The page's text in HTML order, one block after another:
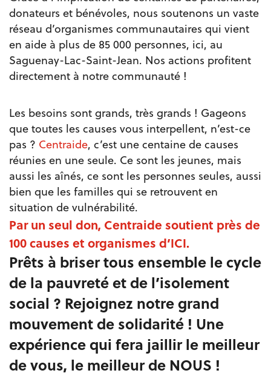
donateurs et bénévoles, nous soutenons un vaste
réseau d’organismes communautaires qui vient
en aide à plus de 85 000 personnes, ici, au
Saguenay-Lac-Saint-Jean. Nos actions profitent
directement à notre communauté !
Les besoins sont grands, très grands ! Gageons
que toutes les causes vous interpellent, n’est-ce
pas ? Centraide, c’est une centaine de causes
réunies en une seule. Ce sont les jeunes, mais
aussi les aînés, ce sont les personnes seules, aussi
bien que les familles qui se retrouvent en
situation de vulnérabilité.
Par un seul don, Centraide soutient près de
100 causes et organismes d’ICI.
Prêts à briser tous ensemble le cycle
de la pauvreté et de l’isolement
social ? Rejoignez notre grand
mouvement de solidarité ! Une
expérience qui fera jaillir le meilleur
de vous, le meilleur de NOUS !